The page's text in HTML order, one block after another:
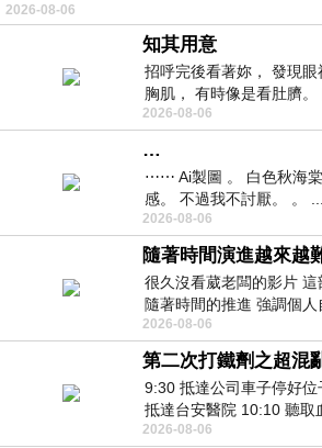
仞的懸崖上，有一座遮天蔽
2026-08-06
知其用意
招呼完後看著妳， 發現
胸肌， 有時像是看肚臍
視線不對齊， 讓我很難不
2026-08-06
…
⋯⋯ Ai製圖 。 白色秋海
感。 不過我不討厭。 。
昨中
2026-08-06
隨著時間演進越來越
很久沒看葳老闆的影片
隨著時間的推進 強調個
接近的不要說對象 連朋友
2026-08-06
第二次打鐵劑之超混
9:30 抵達公司車子停好
抵達台安醫院 10:10 聽取
去的 B12 彌可保並非沒有
2026-08-06